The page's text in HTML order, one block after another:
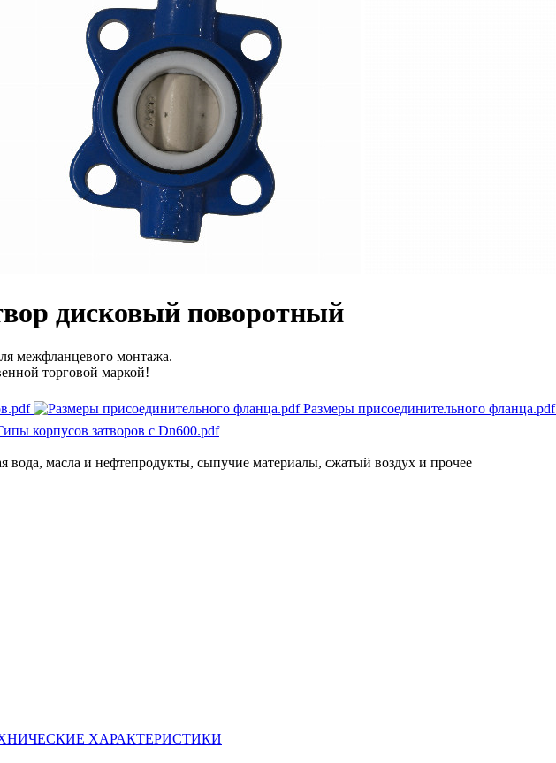
дисковый поворотный
межфланцевого монтажа.
торговой маркой!
Размеры присоединительного фланца.pdf
корпусов затворов с Dn600.pdf
вода, масла и нефтепродукты, сыпучие материалы, сжатый воздух и прочее
ХАРАКТЕРИСТИКИ